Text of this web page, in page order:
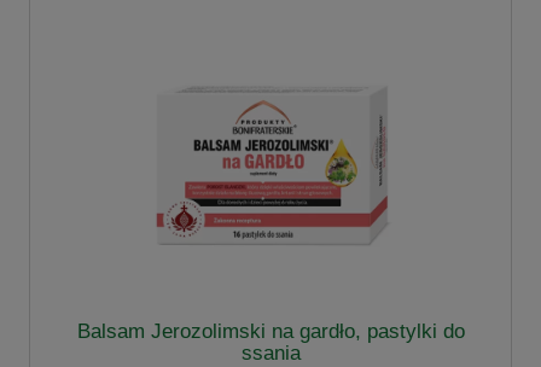
Balsam Jerozolimski na gardło, pastylki do
ssania